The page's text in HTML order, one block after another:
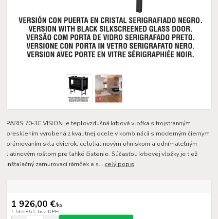
PARIS 70-3C VISION je teplovzdušná krbová vložka s trojstranným
presklením vyrobená z kvalitnej ocele v kombinácii s moderným čiernym
orámovaním skla dvierok, celoliatinovým ohniskom a odnímateľným
liatinovým roštom pre ľahké čistenie. Súčasťou krbovej vložky je tiež
inštalačný zamurovací rámček a s... celý popis
1 926,00 €/ks
1 565,85 € bez DPH